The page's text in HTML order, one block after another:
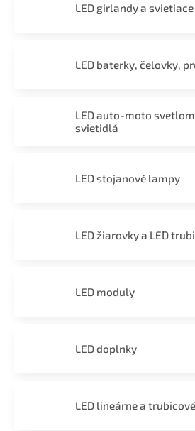
LED girlandy a
LED baterky, čelovky,
LED auto-moto
svietidlá
LED stojanové lampy
LED žiarovky a LED
LED moduly
LED doplnky
LED lineárne a